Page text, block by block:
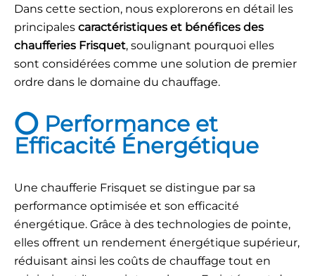
Dans cette section, nous explorerons en détail les
principales caractéristiques et bénéfices des
chaufferies Frisquet, soulignant pourquoi elles
sont considérées comme une solution de premier
ordre dans le domaine du chauffage.
⭕ Performance et
Efficacité Énergétique
Une chaufferie Frisquet se distingue par sa
performance optimisée et son efficacité
énergétique. Grâce à des technologies de pointe,
elles offrent un rendement énergétique supérieur,
réduisant ainsi les coûts de chauffage tout en